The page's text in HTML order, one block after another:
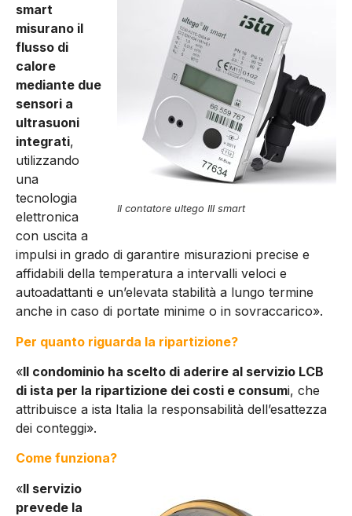
Il contatore ultego III smart
smart
misurano il
flusso di
calore
mediante due
sensori a
ultrasuoni
integrati,
utilizzando
una
tecnologia
elettronica
con uscita a
impulsi in grado di garantire misurazioni precise e
affidabili della temperatura a intervalli veloci e
autoadattanti e un’elevata stabilità a lungo termine
anche in caso di portate minime o in sovraccarico».
Per quanto riguarda la ripartizione?
«Il condominio ha scelto di aderire al servizio LCB
di ista per la ripartizione dei costi e consumi, che
attribuisce a ista Italia la responsabilità dell’esattezza
dei conteggi».
Come funziona?
«Il servizio
prevede la